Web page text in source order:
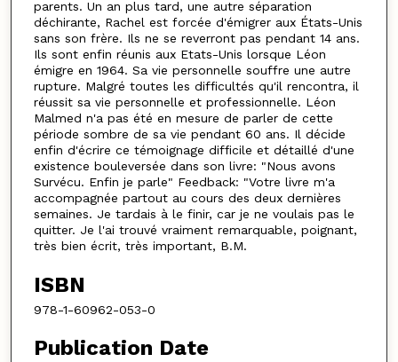
parents. Un an plus tard, une autre séparation
déchirante, Rachel est forcée d'émigrer aux États-Unis
sans son frère. Ils ne se reverront pas pendant 14 ans.
Ils sont enfin réunis aux Etats-Unis lorsque Léon
émigre en 1964. Sa vie personnelle souffre une autre
rupture. Malgré toutes les difficultés qu'il rencontra, il
réussit sa vie personnelle et professionnelle. Léon
Malmed n'a pas été en mesure de parler de cette
période sombre de sa vie pendant 60 ans. Il décide
enfin d'écrire ce témoignage difficile et détaillé d'une
existence bouleversée dans son livre: "Nous avons
Survécu. Enfin je parle" Feedback: "Votre livre m'a
accompagnée partout au cours des deux dernières
semaines. Je tardais à le finir, car je ne voulais pas le
quitter. Je l'ai trouvé vraiment remarquable, poignant,
très bien écrit, très important, B.M.
ISBN
978-1-60962-053-0
Publication Date